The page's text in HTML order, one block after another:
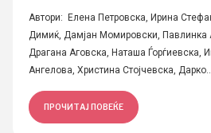
Автори: Елена Петровска, Ирина
Димиќ, Дамјан Момировски, Павлинка
Драгана Аговска, Наташа Ѓорѓиевска,
Ангелова, Христина Стојчевска,
ПРОЧИТАЈ ПОВЕЌЕ